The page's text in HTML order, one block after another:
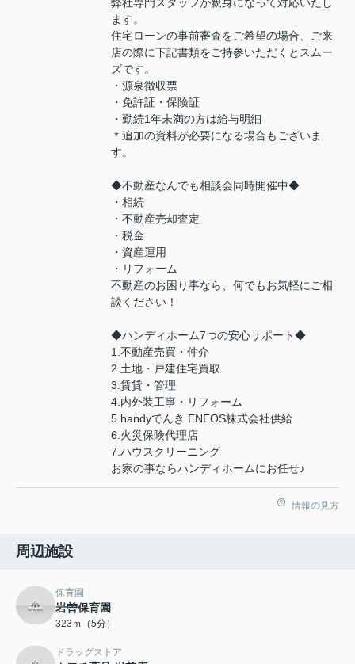
ます。
住宅ローンの事前審査をご希望の場合、ご来
店の際に下記書類をご持参いただくとスムー
ズです。
・源泉徴収票
・免許証・保険証
・勤続1年未満の方は給与明細
＊追加の資料が必要になる場合もございま
す。
◆不動産なんでも相談会同時開催中◆
・相続
・不動産売却査定
・税金
・資産運用
・リフォーム
不動産のお困り事なら、何でもお気軽にご相
談ください！
◆ハンディホーム7つの安心サポート◆
1.不動産売買・仲介
2.土地・戸建住宅買取
3.賃貸・管理
4.内外装工事・リフォーム
5.handyでんき ENEOS株式会社供給
6.火災保険代理店
7.ハウスクリーニング
お家の事ならハンディホームにお任せ♪
情報の見方
周辺施設
保育園
岩曽保育園
323ｍ（5分）
ドラッグストア